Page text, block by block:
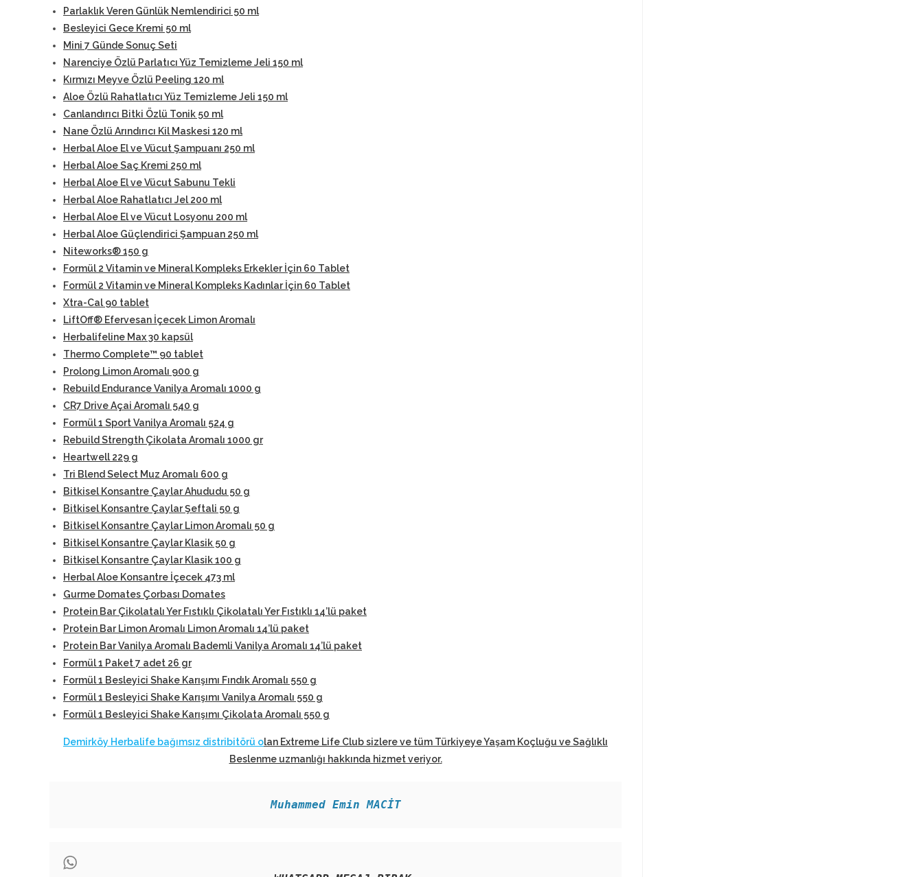
Parlaklık Veren Günlük Nemlendirici 50 ml
Besleyici Gece Kremi 50 ml
Mini 7 Günde Sonuç Seti
Narenciye Özlü Parlatıcı Yüz Temizleme Jeli 150 ml
Kırmızı Meyve Özlü Peeling 120 ml
Aloe Özlü Rahatlatıcı Yüz Temizleme Jeli 150 ml
Canlandırıcı Bitki Özlü Tonik 50 ml
Nane Özlü Arındırıcı Kil Maskesi 120 ml
Herbal Aloe El ve Vücut Şampuanı 250 ml
Herbal Aloe Saç Kremi 250 ml
Herbal Aloe El ve Vücut Sabunu Tekli
Herbal Aloe Rahatlatıcı Jel 200 ml
Herbal Aloe El ve Vücut Losyonu 200 ml
Herbal Aloe Güçlendirici Şampuan 250 ml
Niteworks® 150 g
Formül 2 Vitamin ve Mineral Kompleks Erkekler İçin 60 Tablet
Formül 2 Vitamin ve Mineral Kompleks Kadınlar İçin 60 Tablet
Xtra-Cal 90 tablet
LiftOff® Efervesan İçecek Limon Aromalı
Herbalifeline Max 30 kapsül
Thermo Complete™ 90 tablet
Prolong Limon Aromalı 900 g
Rebuild Endurance Vanilya Aromalı 1000 g
CR7 Drive Açai Aromalı 540 g
Formül 1 Sport Vanilya Aromalı 524 g
Rebuild Strength Çikolata Aromalı 1000 gr
Heartwell 229 g
Tri Blend Select Muz Aromalı 600 g
Bitkisel Konsantre Çaylar Ahududu 50 g
Bitkisel Konsantre Çaylar Şeftali 50 g
Bitkisel Konsantre Çaylar Limon Aromalı 50 g
Bitkisel Konsantre Çaylar Klasik 50 g
Bitkisel Konsantre Çaylar Klasik 100 g
Herbal Aloe Konsantre İçecek 473 ml
Gurme Domates Çorbası Domates
Protein Bar Çikolatalı Yer Fıstıklı Çikolatalı Yer Fıstıklı 14’lü paket
Protein Bar Limon Aromalı Limon Aromalı 14’lü paket
Protein Bar Vanilya Aromalı Bademli Vanilya Aromalı 14’lü paket
Formül 1 Paket 7 adet 26 gr
Formül 1 Besleyici Shake Karışımı Fındık Aromalı 550 g
Formül 1 Besleyici Shake Karışımı Vanilya Aromalı 550 g
Formül 1 Besleyici Shake Karışımı Çikolata Aromalı 550 g
Demirköy Herbalife bağımsız distribitörü olan Extreme Life Club sizlere ve tüm Türkiyeye Yaşam Koçluğu ve Sağlıklı
Beslenme uzmanlığı hakkında hizmet veriyor.
Muhammed Emin MACİT